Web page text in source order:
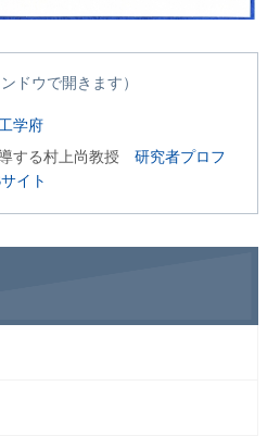
ドウで開きます）
工学府
導する村上尚教授研究者プロフ
イト